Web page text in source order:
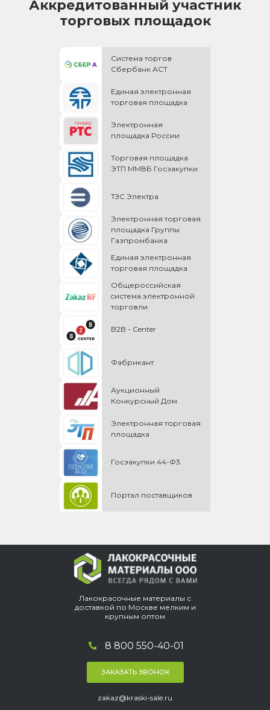
Аккредитованный участник
торговых площадок
Система торгов
Сбербанк АСТ
Единая электронная
торговая площадка
Электронная
площадка России
Торговая площадка
ЭТП ММВБ Госзакупки
ТЗС Электра
Электронная торговая
площадка Группы
Газпромбанка
Единая электронная
торговая площадка
Общероссийская
cистема электронной
торговли
B2B - Center
Фабрикант
Аукционный
Конкурсный Дом
Электронная торговая
площадка
Госзакупки 44-Ф3
Портал поставщиков
Лакокрасочные материалы с
доставкой по Москве мелким и
крупным оптом
8 800 550-40-01
ЗАКАЗАТЬ ЗВОНОК
zakaz@kraski-sale.ru